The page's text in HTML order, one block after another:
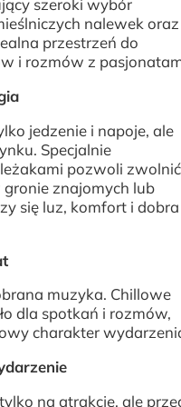
szeroki wybór
nalewek oraz
przestrzeń do
i rozmów z
jedzenie i napoje, ale
Specjalnie
pozwoli zwolnić
znajomych lub
się luz, komfort i dobra
muzyka. Chillowe
dla spotkań i rozmów,
charakter
na atrakcje, ale